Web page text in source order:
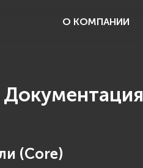
О КОМПАНИИ
Документация
(Core)